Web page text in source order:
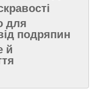
для
подряпин
й